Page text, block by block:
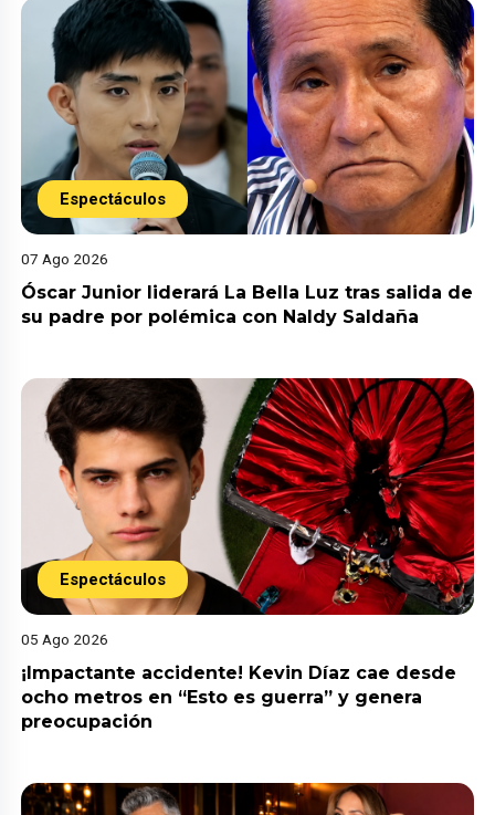
Espectáculos
07 Ago 2026
Óscar Junior liderará La Bella Luz tras salida de
su padre por polémica con Naldy Saldaña
Espectáculos
05 Ago 2026
¡Impactante accidente! Kevin Díaz cae desde
ocho metros en “Esto es guerra” y genera
preocupación